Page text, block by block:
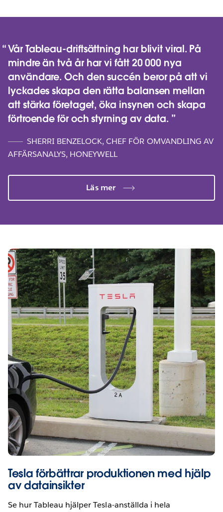
Vår Tableau-driftsättning har blivit viral. På
mindre än två år har vi fått 20 000 nya
användare. Och den succén beror på att vi
lyckades skapa den rätta balansen mellan
att stärka företaget, öka insynen och skapa
förtroende för och styrning av data.
SHERRI BENZELOCK, CHEF FÖR OMVANDLING AV
AFFÄRSANALYS, HONEYWELL
Läs mer
Tesla förbättrar produktionen med hjälp
av datainsikter
Se hur Tableau hjälper Tesla-anställda i hela